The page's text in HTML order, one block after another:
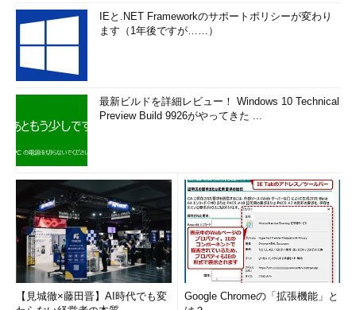
IEと.NET Frameworkのサポートポリシーが変わり
ます（1年後ですが……）
最新ビルドを詳細レビュー！ Windows 10 Technical
Preview Build 9926がやってきた ...
【見城徹×藤田晋】AI時代でも変
Google Chromeの「拡張機能」と